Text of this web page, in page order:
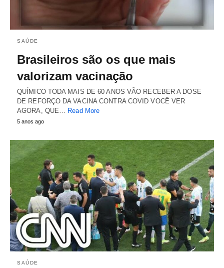
SAÚDE
Brasileiros são os que mais
valorizam vacinação
QUÍMICO TODA MAIS DE 60 ANOS VÃO RECEBER A DOSE
DE REFORÇO DA VACINA CONTRA COVID VOCÊ VER
AGORA, QUE… Read More
5 anos ago
SAÚDE